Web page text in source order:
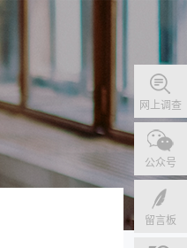
网上调查
公众号
留言板